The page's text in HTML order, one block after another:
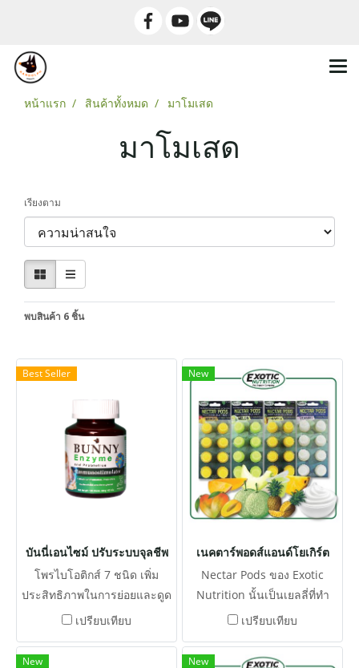
หน้าแรก สินค้าทั้งหมด มาโมเสด
มาโมเสด
เรียงตาม
พบสินค้า 6 ชิ้น
Best Seller
บันนี่เอนไซม์ ปรับระบบจุลชีพ
โพรไบโอติกส์ 7 ชนิด เพิ่ม
ประสิทธิภาพในการย่อยและดูด
ซึมอาหาร การฟื้นฟูสุขภาพทาง
ย่อยเยื่อใยอาหารและอาหารให้
เปรียบเทียบ
New
เนคตาร์พอดส์แอนด์โยเกิร์ต
Nectar Pods ของ Exotic
Nutrition นั้นเป็นเยลลี่ที่ทำ
จากผลไม้ มีให้เลือก 4 รสชาติ
ที่ไม่เคยมีมาก่อน
เปรียบเทียบ
New New